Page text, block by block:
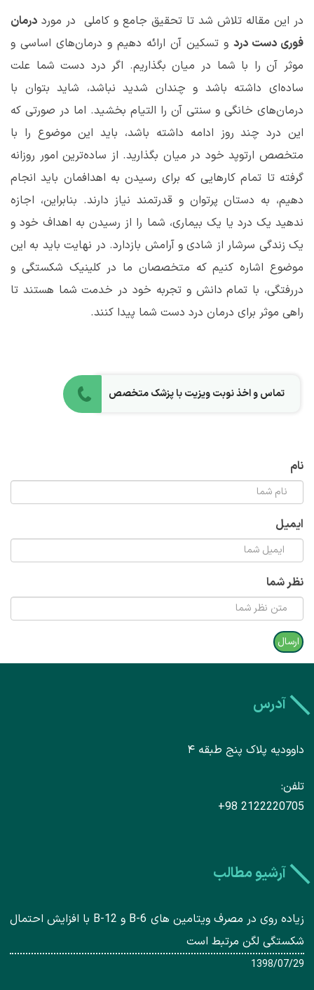
در این مقاله تلاش شد تا تحقیق جامع و کاملی در مورد درمان
فوری دست درد و تسکین آن ارائه دهیم و درمانهای اساسی و
موثر آن را با شما در میان بگذاریم. اگر درد دست شما علت
سادهای داشته باشد و چندان شدید نباشد، شاید بتوان با
درمانهای خانگی و سنتی آن را التیام بخشید. اما در صورتی که
این درد چند روز ادامه داشته باشد، باید این موضوع را با
متخصص ارتوپد خود در میان بگذارید. از ساده‌ترین امور روزانه
گرفته تا تمام کارهایی که برای رسیدن به اهدافمان باید انجام
دهیم، به دستان پرتوان و قدرتمند نیاز دارند. بنابراین، اجازه
ندهید یک درد یا یک بیماری، شما را از رسیدن به اهداف خود و
یک زندگی سرشار از شادی و آرامش بازدارد. در نهایت باید به این
موضوع اشاره کنیم که متخصصان ما در کلینیک شکستگی و
دررفتگی، با تمام دانش و تجربه خود در خدمت شما هستند تا
راهی موثر برای درمان درد دست شما پیدا کنند.
تماس و اخذ نوبت ویزیت با پزشک متخصص
نام
ایمیل
نظر شما
آدرس
داوودیه پلاک پنج طبقه ۴
تلفن
+98 2122220705
آرشیو مطالب
زیاده روی در مصرف ویتامین های B-6 و B-12 با افزایش احتمال
شکستگی لگن مرتبط است
1398/07/29